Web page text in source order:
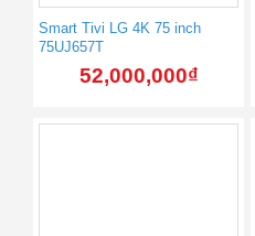
Smart Tivi LG 4K 75 inch
75UJ657T
52,000,000₫